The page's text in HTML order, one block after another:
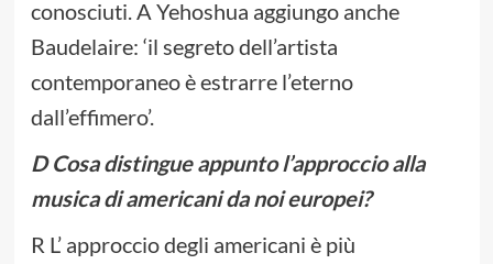
conosciuti. A Yehoshua aggiungo anche
Baudelaire: ‘il segreto dell’artista
contemporaneo è estrarre l’eterno
dall’effimero’.
D Cosa distingue appunto l’approccio alla
musica di americani da noi europei?
R L’ approccio degli americani è più